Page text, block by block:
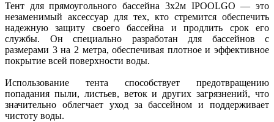
Тент для прямоугольного бассейна 3х2м IPOOLGO — это
незаменимый аксессуар для тех, кто стремится обеспечить
надежную защиту своего бассейна и продлить срок его
службы. Он специально разработан для бассейнов с
размерами 3 на 2 метра, обеспечивая плотное и эффективное
покрытие всей поверхности воды.
Использование тента способствует предотвращению
попадания пыли, листьев, веток и других загрязнений, что
значительно облегчает уход за бассейном и поддерживает
чистоту воды.